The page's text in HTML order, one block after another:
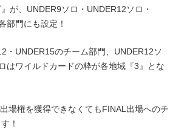
が、UNDER9ソロ・UNDER12ソロ・
部門にも設定！
・UNDER15のチーム部門、UNDER12ソ
はワイルドカードの枠が各地域 『3』とな
場権を獲得できなくてもFINAL出場へのチ
！